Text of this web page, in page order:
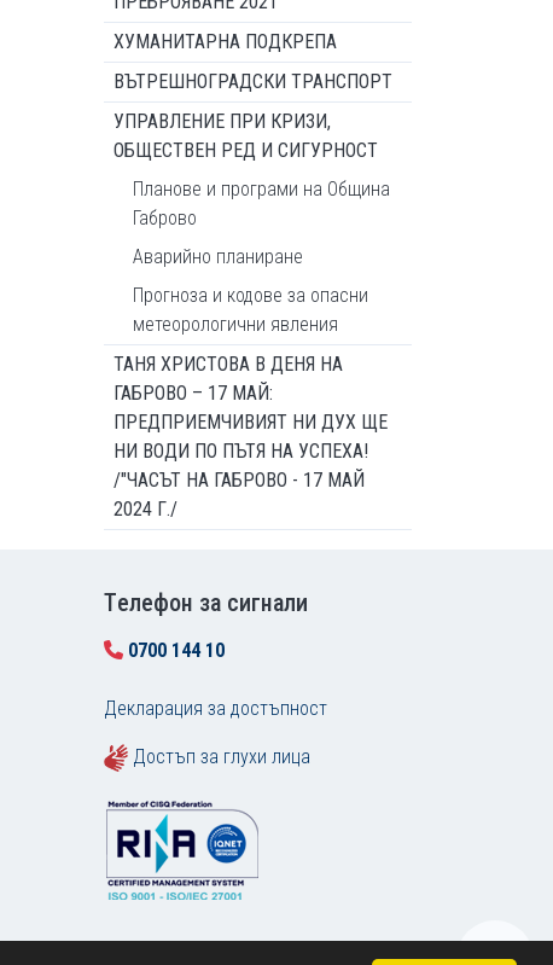
ХУМАНИТАРНА ПОДКРЕПА
ВЪТРЕШНОГРАДСКИ ТРАНСПОРТ
УПРАВЛЕНИЕ ПРИ КРИЗИ,
ОБЩЕСТВЕН РЕД И СИГУРНОСТ
Планове и програми на Община
Габрово
Аварийно планиране
Прогноза и кодове за опасни
метеорологични явления
ТАНЯ ХРИСТОВА В ДЕНЯ НА
ГАБРОВО – 17 МАЙ:
ПРЕДПРИЕМЧИВИЯТ НИ ДУХ ЩЕ
НИ ВОДИ ПО ПЪТЯ НА УСПЕХА!
/"ЧАСЪТ НА ГАБРОВО - 17 МАЙ
2024 Г./
Tелефон за сигнали
0700 144 10
Декларация за достъпност
Достъп за глухи лица